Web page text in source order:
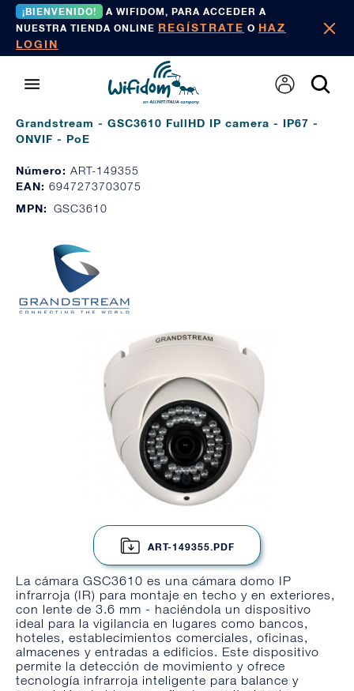
¡BIENVENIDO!
A WIFIDOM, PARA ACCEDER A
NUESTRA TIENDA ONLINE REGÍSTRATE O HAZ
LOGIN
Grandstream - GSC3610 FullHD IP camera - IP67 -
ONVIF - PoE
Número: ART-149355
EAN: 6947273703075
MPN: GSC3610
ART-149355.PDF
La cámara GSC3610 es una cámara domo IP
infrarroja (IR) para montaje en techo y en exteriores,
con lente de 3.6 mm - haciéndola un dispositivo
ideal para la vigilancia en lugares como bancos,
hoteles, establecimientos comerciales, oficinas,
almacenes y entradas a edificios. Este dispositivo
permite la detección de movimiento y ofrece
tecnología infrarroja inteligente para balance y